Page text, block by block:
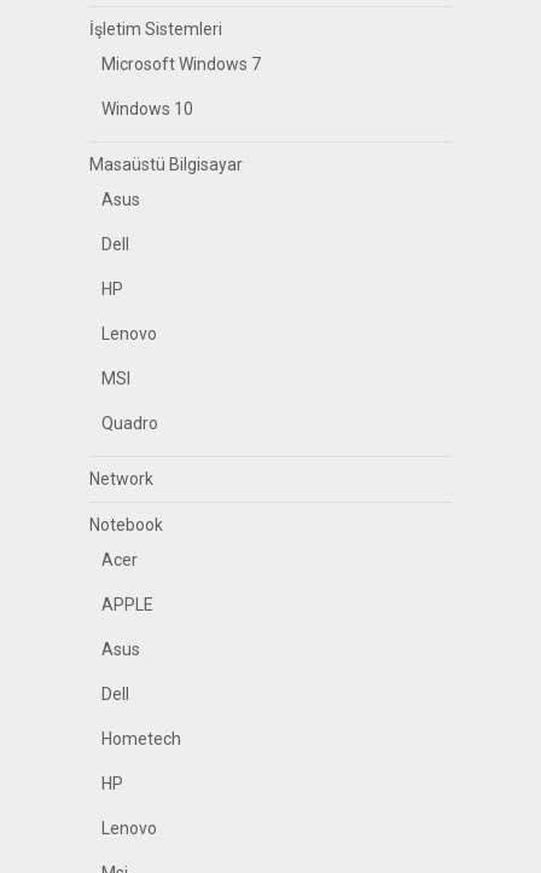
İşletim Sistemleri
Microsoft Windows 7
Windows 10
Masaüstü Bilgisayar
Asus
Dell
HP
Lenovo
MSI
Quadro
Network
Notebook
Acer
APPLE
Asus
Dell
Hometech
HP
Lenovo